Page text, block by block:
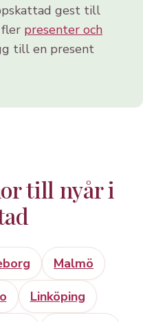
gest till
presenter och
till en present
till nyår i
Malmö
Linköping